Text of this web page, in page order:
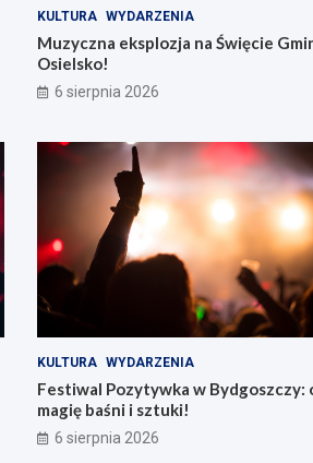
KULTURA WYDARZENIA
Muzyczna eksplozja na Święcie
Osielsko!
6 sierpnia 2026
KULTURA WYDARZENIA
Festiwal Pozytywka w Bydgoszczy:
magię baśni i sztuki!
6 sierpnia 2026